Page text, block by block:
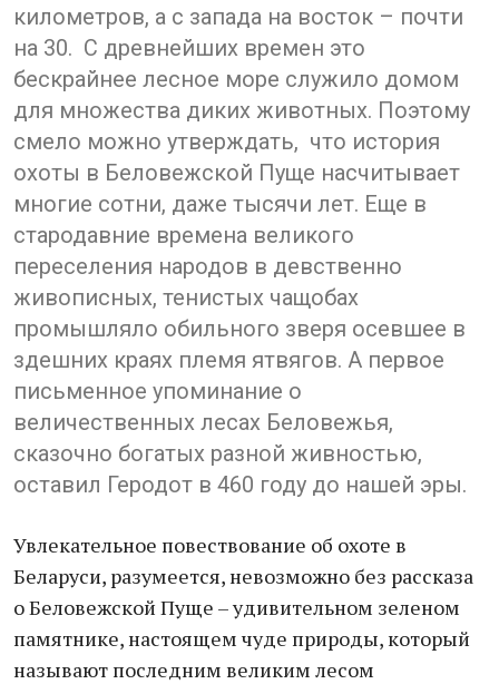
километров, а с запада на восток – почти
на 30. С древнейших времен это
бескрайнее лесное море служило домом
для множества диких животных. Поэтому
смело можно утверждать, что история
охоты в Беловежской Пуще насчитывает
многие сотни, даже тысячи лет. Еще в
стародавние времена великого
переселения народов в девственно
живописных, тенистых чащобах
промышляло обильного зверя осевшее в
здешних краях племя ятвягов. А первое
письменное упоминание о
величественных лесах Беловежья,
сказочно богатых разной живностью,
оставил Геродот в 460 году до нашей эры.
Увлекательное повествование об охоте в
Беларуси, разумеется, невозможно без рассказа
о Беловежской Пуще – удивительном зеленом
памятнике, настоящем чуде природы, который
называют последним великим лесом